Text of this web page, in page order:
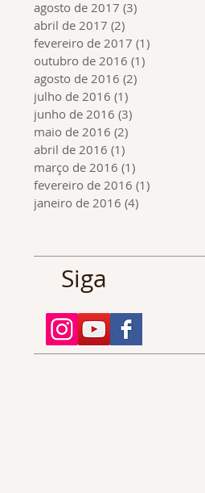
agosto de 2017 (3)
abril de 2017 (2)
fevereiro de 2017 (1)
outubro de 2016 (1)
agosto de 2016 (2)
julho de 2016 (1)
junho de 2016 (3)
maio de 2016 (2)
abril de 2016 (1)
março de 2016 (1)
fevereiro de 2016 (1)
janeiro de 2016 (4)
Siga